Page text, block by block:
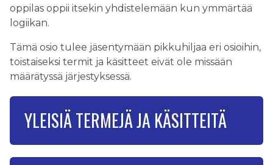
oppilas oppii itsekin yhdistelemään kun ymmärtää
logiikan.
Tämä osio tulee jäsentymään pikkuhiljaa eri osioihin,
toistaiseksi termit ja käsitteet eivät ole missään
määrätyssä järjestyksessä.
YLEISIÄ TERMEJÄ JA KÄSITTEITÄ